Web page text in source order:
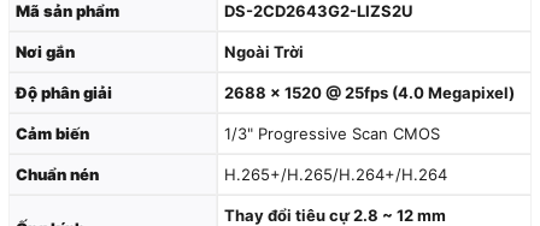
Mã sản phẩm DS-2CD2643G2-LIZS2U
Nơi gắn Ngoài Trời
Độ phân giải 2688 × 1520 @ 25fps (4.0 Megapixel)
Cảm biến 1/3" Progressive Scan CMOS
Chuẩn nén H.265+/H.265/H.264+/H.264
Thay đổi tiêu cự 2.8 ~ 12 mm